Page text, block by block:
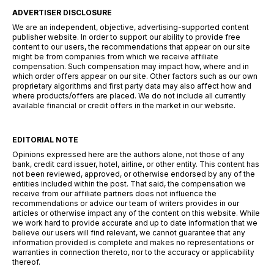
ADVERTISER DISCLOSURE
We are an independent, objective, advertising-supported content
publisher website. In order to support our ability to provide free
content to our users, the recommendations that appear on our site
might be from companies from which we receive affiliate
compensation. Such compensation may impact how, where and in
which order offers appear on our site. Other factors such as our own
proprietary algorithms and first party data may also affect how and
where products/offers are placed. We do not include all currently
available financial or credit offers in the market in our website.
EDITORIAL NOTE
Opinions expressed here are the authors alone, not those of any
bank, credit card issuer, hotel, airline, or other entity. This content has
not been reviewed, approved, or otherwise endorsed by any of the
entities included within the post. That said, the compensation we
receive from our affiliate partners does not influence the
recommendations or advice our team of writers provides in our
articles or otherwise impact any of the content on this website. While
we work hard to provide accurate and up to date information that we
believe our users will find relevant, we cannot guarantee that any
information provided is complete and makes no representations or
warranties in connection thereto, nor to the accuracy or applicability
thereof.